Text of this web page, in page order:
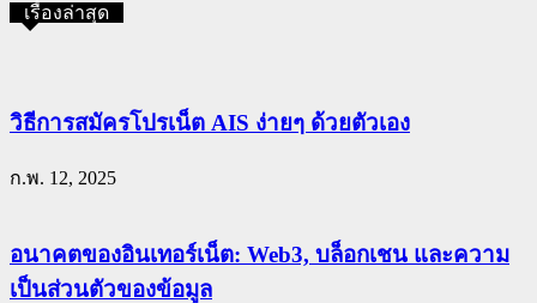
เรื่องล่าสุด
วิธีการสมัครโปรเน็ต AIS ง่ายๆ ด้วยตัวเอง
ก.พ. 12, 2025
อนาคตของอินเทอร์เน็ต: Web3, บล็อกเชน และความ
เป็นส่วนตัวของข้อมูล